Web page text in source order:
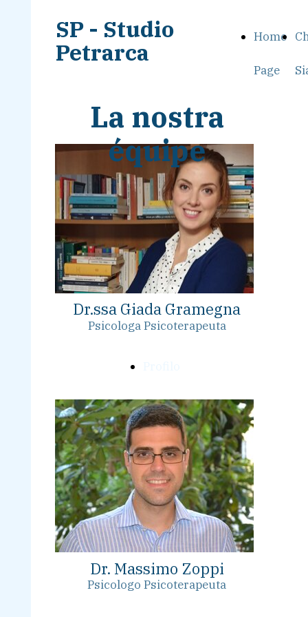
SP - Studio
Petrarca
Home
Page
La nostra
équipe
Dr.ssa Giada Gramegna
Dr. Massimo Zoppi
Psicologa Psicoterapeuta
Psicologo Psicoterapeuta